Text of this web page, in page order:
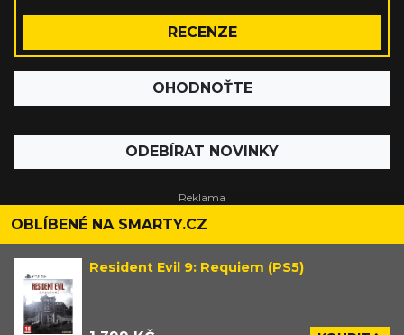
RECENZE
OHODNOŤTE
ODEBÍRAT NOVINKY
OBLÍBENÉ NA SMARTY.CZ
Resident Evil 9: Requiem (PS5)